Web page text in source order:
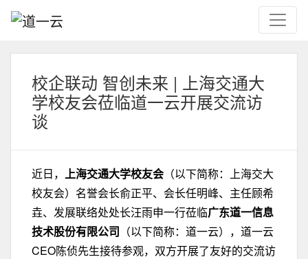
校企联动 智创未来 | 上海交通大
学校友会莅临道一云开展交流访
谈
近日， 上海交通大学校友会 （以下简称：上海交大
校友会）名誉会长俞正平、会长任明峰、主任顾希
垚、发展联络处处长汪雨申一行莅临广东道一信息
技术股份有限公司 （以下简称：道一云），道一云
CEO陈侦先生接待参观，双方开展了友好的交流访